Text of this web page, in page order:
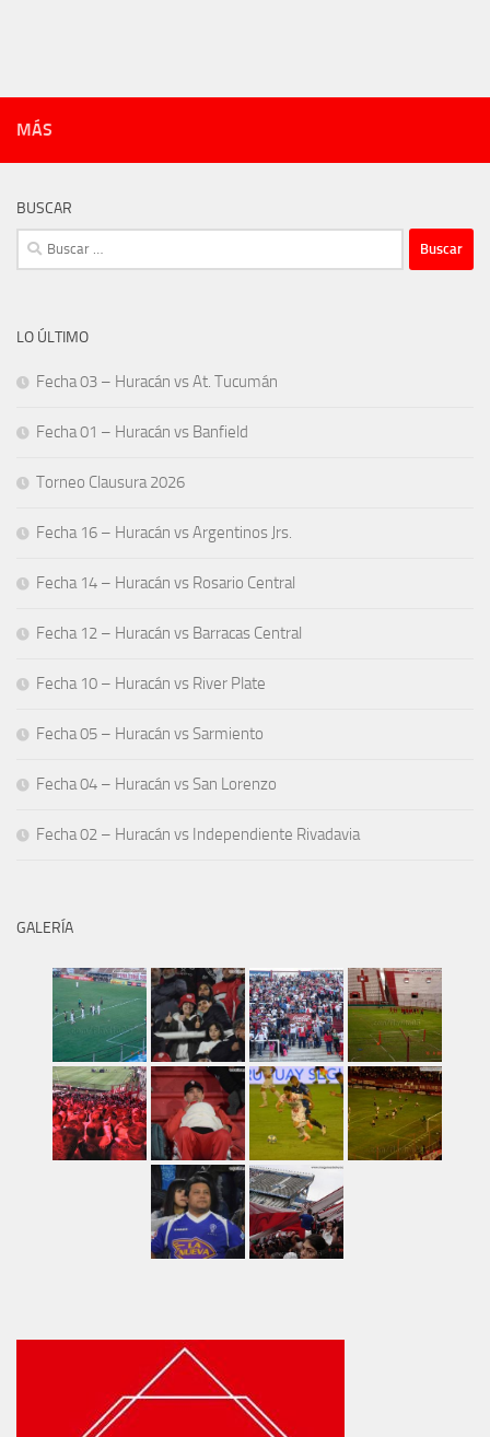
MÁS
BUSCAR
Buscar:
LO ÚLTIMO
Fecha 03 – Huracán vs At. Tucumán
Fecha 01 – Huracán vs Banfield
Torneo Clausura 2026
Fecha 16 – Huracán vs Argentinos Jrs.
Fecha 14 – Huracán vs Rosario Central
Fecha 12 – Huracán vs Barracas Central
Fecha 10 – Huracán vs River Plate
Fecha 05 – Huracán vs Sarmiento
Fecha 04 – Huracán vs San Lorenzo
Fecha 02 – Huracán vs Independiente Rivadavia
GALERÍA